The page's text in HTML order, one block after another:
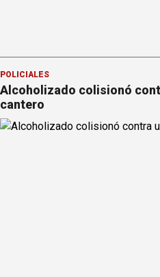
POLICIALES
Alcoholizado colisionó
cantero